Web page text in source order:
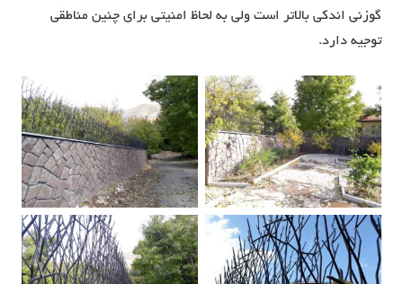
گوزنی اندکی بالاتر است ولی به لحاظ امنیتی برای چنین مناطقی
توجیه دارد.